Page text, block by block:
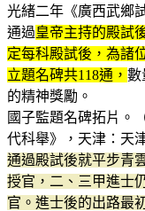
光緒二年《廣西武鄉
通過皇帝主持的殿試
定每科殿試後，為諸
立題名碑共118通， 數
的精神獎勵。
國子監題名碑拓片。
代科舉》，天津：天
通過殿試後就平步青
授官，二、三甲進士
官。進士後的出路最